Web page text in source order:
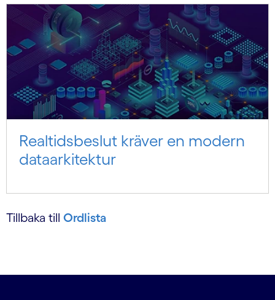
Realtidsbeslut kräver en modern
dataarkitektur
Tillbaka till Ordlista